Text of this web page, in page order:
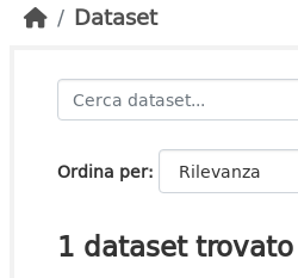
Dataset
Ordina per
1 dataset trovato